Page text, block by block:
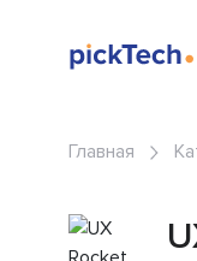
Главная